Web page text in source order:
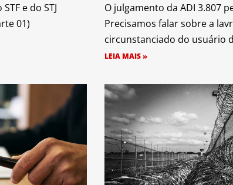
e do STJ
01)
O julgamento da ADI 3.807
Precisamos falar sobre a
circunstanciado do usuário
LEIA MAIS »